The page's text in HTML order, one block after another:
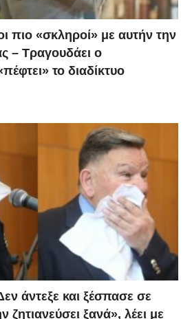
πιο «σκληροί» με αυτήν την
– Τραγουδάει ο
το διαδίκτυο
άντεξε και ξέσπασε σε
ξανά», λέει με